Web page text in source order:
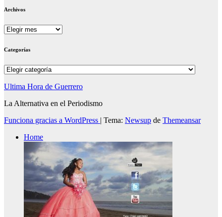
Archivos
Archivos
Categorías
Categorías
Ultima Hora de Guerrero
La Alternativa en el Periodismo
Funciona gracias a WordPress | Tema: Newsup de Themeansar
Home